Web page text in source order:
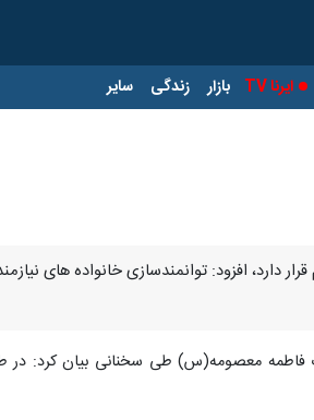
ایرنا TV بازار زندگی سایر